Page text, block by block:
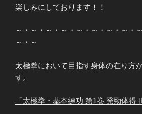
楽しみにしております！！
～・～・～・～・～・～・～・～・
～・～
太極拳において目指す身体の在り方
す。
「太極拳・基本練功 第1巻 発勁体得